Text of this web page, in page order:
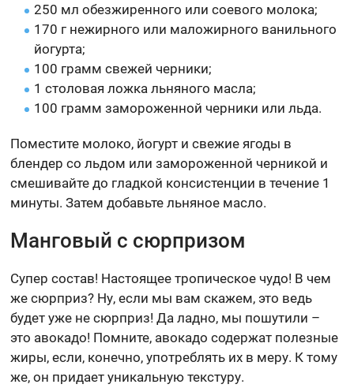
250 мл обезжиренного или соевого молока;
170 г нежирного или маложирного ванильного
йогурта;
100 грамм свежей черники;
1 столовая ложка льняного масла;
100 грамм замороженной черники или льда.
Поместите молоко, йогурт и свежие ягоды в
блендер со льдом или замороженной черникой и
смешивайте до гладкой консистенции в течение 1
минуты. Затем добавьте льняное масло.
Манговый с сюрпризом
Супер состав! Настоящее тропическое чудо! В чем
же сюрприз? Ну, если мы вам скажем, это ведь
будет уже не сюрприз! Да ладно, мы пошутили –
это авокадо! Помните, авокадо содержат полезные
жиры, если, конечно, употреблять их в меру. К тому
же, он придает уникальную текстуру.